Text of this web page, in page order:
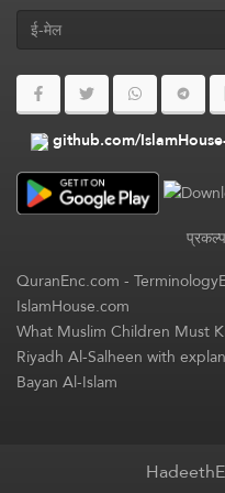
github.com/
QuranEnc.com-
IslamHouse.com
What Muslim Children Must
Riyadh Al-Salheen with
Bayan Al-Islam